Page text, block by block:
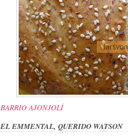
BARRIO AJONJOLÍ
EL EMMENTAL, QUERIDO WATSON